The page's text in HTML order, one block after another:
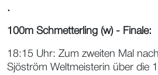
.
100m Schmetterling (w) - Finale:
18:15 Uhr: Zum zweiten Mal
Sjöström Weltmeisterin über die